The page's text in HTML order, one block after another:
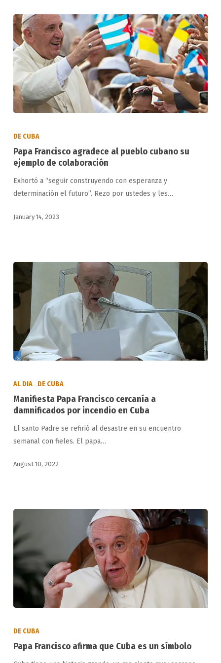
al
pueblo
cubano
su
de
DE CUBA
Papa Francisco agradece al pueblo cubano su
ejemplo de colaboración
Exhortó a “seguir construyendo con esperanza y
determinación el futuro”. Rezo por ustedes y les…
January 14, 2023
cercanía
damnificados
por
en
AL DIA DE CUBA
Manifiesta Papa Francisco cercanía a
damnificados por incendio en Cuba
El santo Padre se refirió al desastre en su encuentro
semanal con fieles. El papa…
August 10, 2022
Francisco
que
DE CUBA
Papa Francisco afirma que Cuba es un símbolo